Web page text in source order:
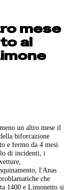
mese
al
un altro mese il
biforcazione
e fermo da 4 mesi.
di incidenti, i
l'Anas
che
1400 e Limonetto si